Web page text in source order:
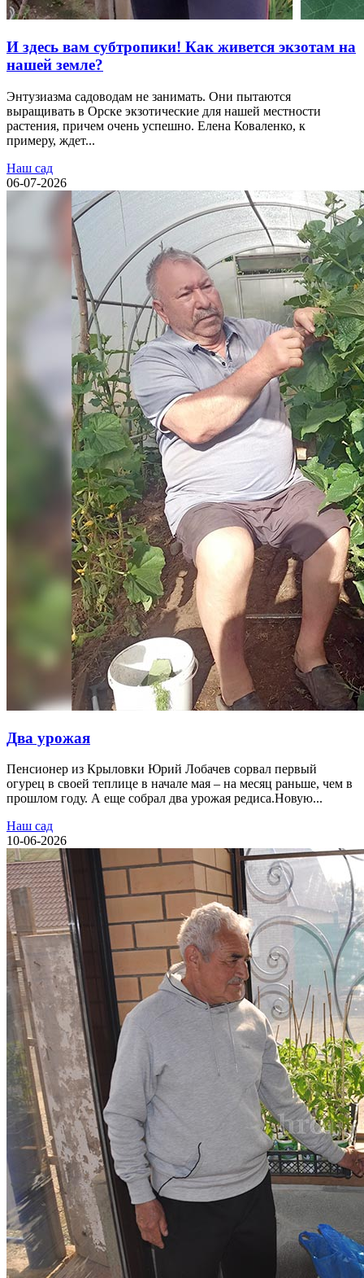
И здесь вам субтропики! Как живется экзотам на
нашей земле?
Энтузиазма садоводам не занимать. Они пытаются
выращивать в Орске экзотические для нашей местности
растения, причем очень успешно. Елена Коваленко, к
примеру, ждет...
Наш сад
06-07-2026
Два урожая
Пенсионер из Крыловки Юрий Лобачев сорвал первый
огурец в своей теплице в начале мая – на месяц раньше, чем в
прошлом году. А еще собрал два урожая редиса.Новую...
Наш сад
10-06-2026